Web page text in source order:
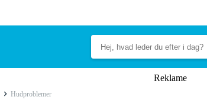
Reklame
Hudproblemer